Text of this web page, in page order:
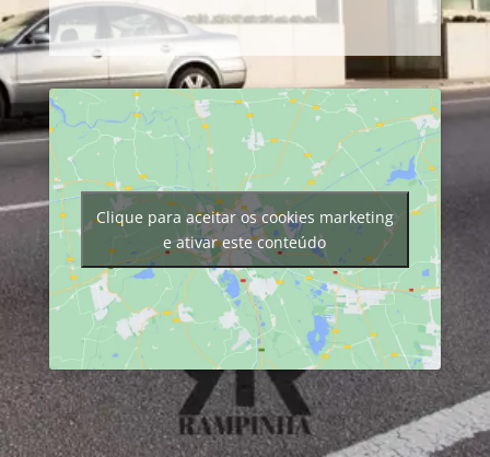
Clique para aceitar os cookies marketing
e ativar este conteúdo